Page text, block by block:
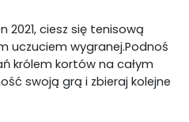
2021, ciesz się tenisową
uczuciem wygranej.Podnoś
królem kortów na całym
swoją grą i zbieraj kolejne